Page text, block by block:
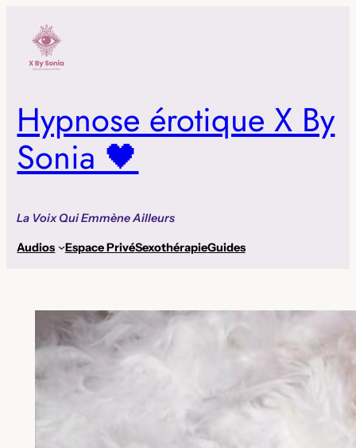
contenu
Hypnose érotique X By
Sonia 🖤
La Voix Qui Emmène Ailleurs
Audios Espace PrivéSexothérapieGuides